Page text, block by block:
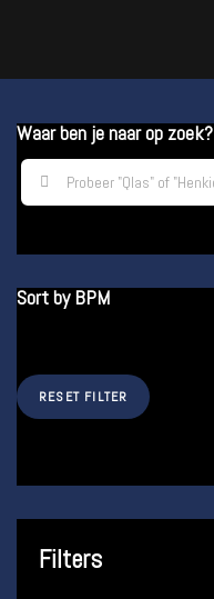
Waar ben je naar op zoek?
Sort by BPM
RESET FILTER
Filters